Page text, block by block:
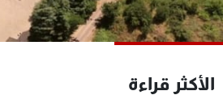
الأكثر قراءة
عن MTV
لاعلاناتكم
وظائف